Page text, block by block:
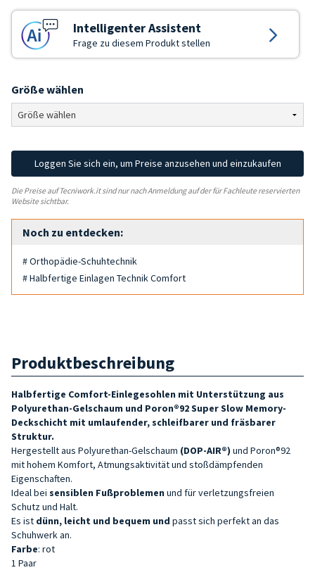
Intelligenter Assistent
Frage zu diesem Produkt stellen
Größe wählen
Loggen Sie sich ein, um Preise anzusehen und einzukaufen
Die Preise auf Tecniwork.it sind nur nach Anmeldung auf der für Fachleute reservierten
Website sichtbar.
Noch zu entdecken:
# Orthopädie-Schuhtechnik
# Halbfertige Einlagen Technik Comfort
Produktbeschreibung
Halbfertige Comfort-Einlegesohlen mit Unterstützung aus
Polyurethan-Gelschaum und Poron®92Super Slow Memory-
Deckschicht mit umlaufender, schleifbarer und fräsbarer
Struktur.
Hergestellt aus Polyurethan-Gelschaum (DOP-AIR®) und Poron®92
mit hohem Komfort, Atmungsaktivität und stoßdämpfenden
Eigenschaften.
Ideal bei sensiblen Fußproblemen und für verletzungsfreien
Schutz und Halt.
Es ist dünn, leicht und bequem und passt sich perfekt an das
Schuhwerk an.
Farbe: rot
1 Paar